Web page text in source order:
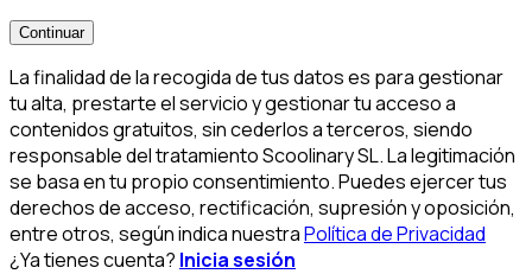
Continuar
La finalidad de la recogida de tus datos es para gestionar
tu alta, prestarte el servicio y gestionar tu acceso a
contenidos gratuitos, sin cederlos a terceros, siendo
responsable del tratamiento Scoolinary SL. La legitimación
se basa en tu propio consentimiento. Puedes ejercer tus
derechos de acceso, rectificación, supresión y oposición,
entre otros, según indica nuestraPolítica de Privacidad
¿Ya tienes cuenta? Inicia sesión